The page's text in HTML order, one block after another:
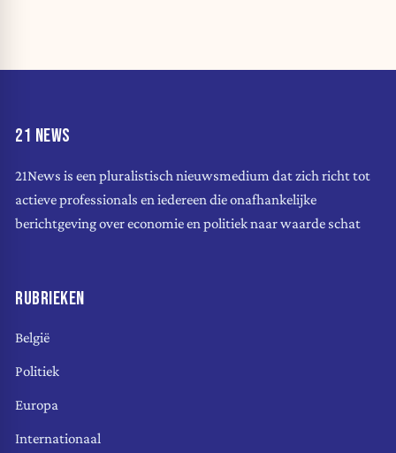
21 NEWS
21News is een pluralistisch nieuwsmedium dat zich richt tot
actieve professionals en iedereen die onafhankelijke
berichtgeving over economie en politiek naar waarde schat
RUBRIEKEN
België
Politiek
Europa
Internationaal